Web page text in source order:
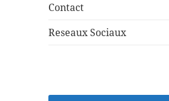
Contact
Reseaux Sociaux